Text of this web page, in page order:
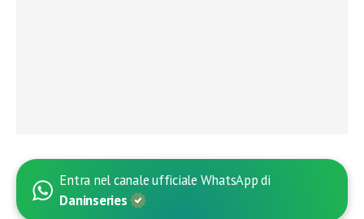
Entra nel canale ufficiale WhatsApp di
Daninseries